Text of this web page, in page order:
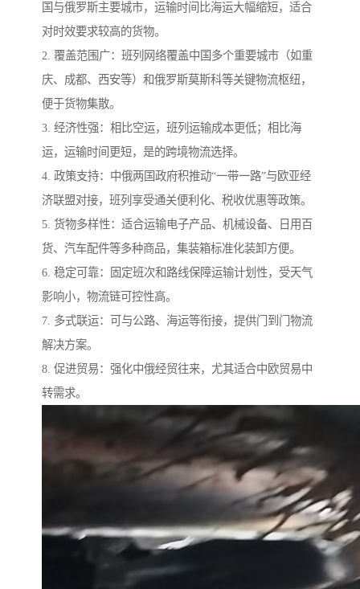
国与俄罗斯主要城市，运输时间比海运大幅缩短，适合
对时效要求较高的货物。
2. 覆盖范围广：班列网络覆盖中国多个重要城市（如重
庆、成都、西安等）和俄罗斯莫斯科等关键物流枢纽，
便于货物集散。
3. 经济性强：相比空运，班列运输成本更低；相比海
运，运输时间更短，是的跨境物流选择。
4. 政策支持：中俄两国政府积推动“一带一路”与欧亚经
济联盟对接，班列享受通关便利化、税收优惠等政策。
5. 货物多样性：适合运输电子产品、机械设备、日用百
货、汽车配件等多种商品，集装箱标准化装卸方便。
6. 稳定可靠：固定班次和路线保障运输计划性，受天气
影响小，物流链可控性高。
7. 多式联运：可与公路、海运等衔接，提供门到门物流
解决方案。
8. 促进贸易：强化中俄经贸往来，尤其适合中欧贸易中
转需求。